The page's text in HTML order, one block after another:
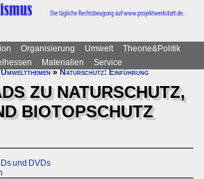
Organisierung Umwelt
Theorie&Politik
Materialien
Service
»Naturschutz: Einführung
ZU NATURSCHUTZ,
BIOTOPSCHUTZ
und DVDs